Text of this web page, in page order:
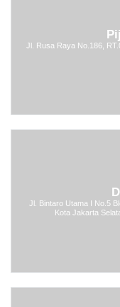
Jl. Rusa Raya No.186,
Jl. Bintaro Utama I No.5
Kota Jakarta